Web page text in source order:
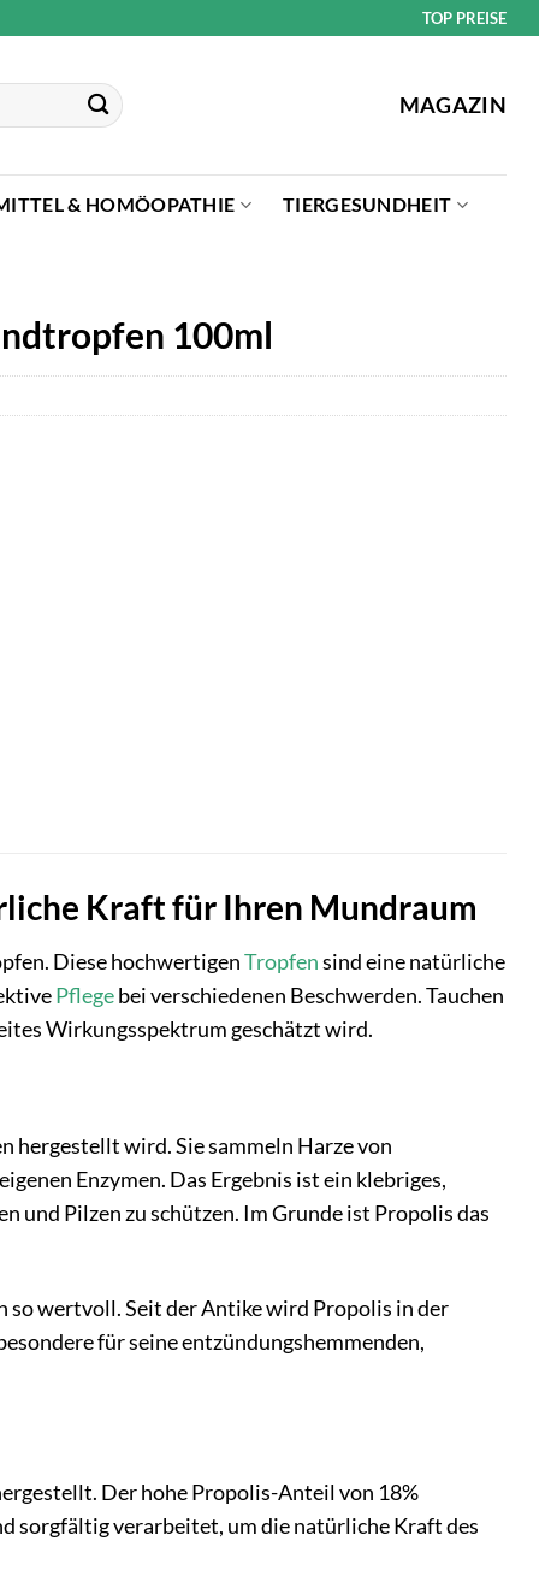
TOP PREISE
MAGAZIN
& HOMÖOPATHIE TIERGESUNDHEIT
100ml
Kraft für Ihren Mundraum
Diese hochwertigenTropfensind eine natürliche
Pflegebei verschiedenen Beschwerden. Tauchen
Wirkungsspektrum geschätzt wird.
hergestellt wird. Sie sammeln Harze von
Enzymen. Das Ergebnis ist ein klebriges,
und Pilzen zu schützen. Im Grunde ist Propolis das
so wertvoll. Seit der Antike wird Propolis in der
für seine entzündungshemmenden,
Der hohe Propolis-Anteil von 18%
sorgfältig verarbeitet, um die natürliche Kraft des